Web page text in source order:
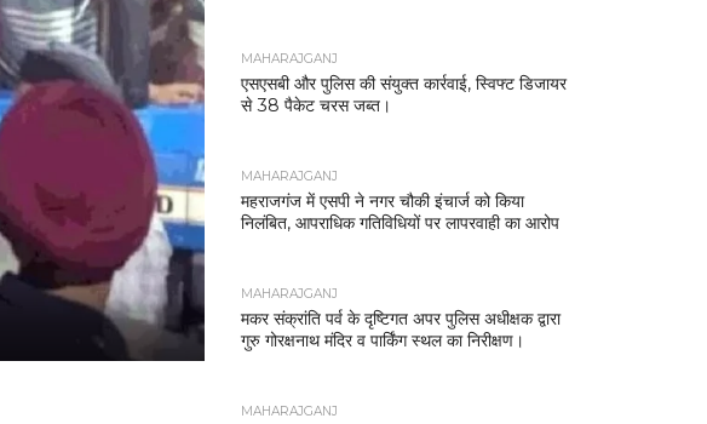
MAHARAJGANJ
एसएसबी और पुलिस की संयुक्त कार्रवाई, स्विफ्ट डिजायर
से 38 पैकेट चरस जब्त।
MAHARAJGANJ
महराजगंज में एसपी ने नगर चौकी इंचार्ज को किया
निलंबित, आपराधिक गतिविधियों पर लापरवाही का आरोप
MAHARAJGANJ
मकर संक्रांति पर्व के दृष्टिगत अपर पुलिस अधीक्षक द्वारा
गुरु गोरक्षनाथ मंदिर व पार्किंग स्थल का निरीक्षण।
MAHARAJGANJ